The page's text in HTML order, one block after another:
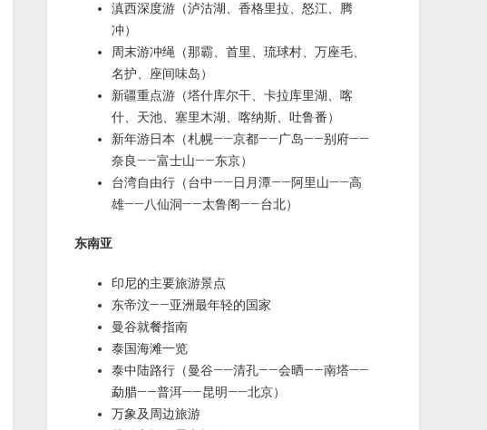
滇西深度游（泸沽湖、香格里拉、怒江、腾
冲）
周末游冲绳（那霸、首里、琉球村、万座毛、
名护、座间味岛）
新疆重点游（塔什库尔干、卡拉库里湖、喀
什、天池、塞里木湖、喀纳斯、吐鲁番）
新年游日本（札幌——京都——广岛——别府——
奈良——富士山——东京）
台湾自由行（台中——日月潭——阿里山——高
雄——八仙洞——太鲁阁——台北）
东南亚
印尼的主要旅游景点
东帝汶——亚洲最年轻的国家
曼谷就餐指南
泰国海滩一览
泰中陆路行（曼谷——清孔——会晒——南塔——
勐腊——普洱——昆明——北京）
万象及周边旅游